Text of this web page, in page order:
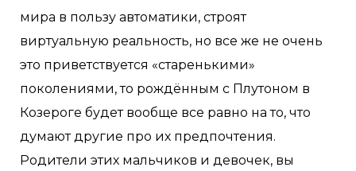
мира в пользу автоматики, строят
виртуальную реальность, но все же не очень
это приветствуется «старенькими»
поколениями, то рождённым с Плутоном в
Козероге будет вообще все равно на то, что
думают другие про их предпочтения.
Родители этих мальчиков и девочек, вы